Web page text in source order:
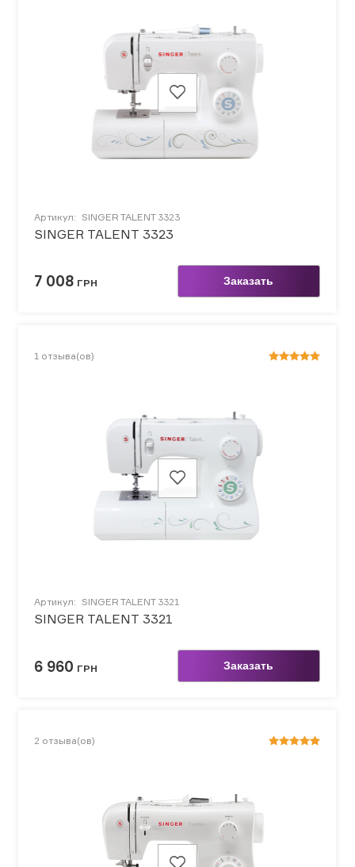
Артикул: SINGER TALENT 3323
SINGER TALENT 3323
7 008 ГРН Заказать
1 отзыва(ов)
Артикул: SINGER TALENT 3321
SINGER TALENT 3321
6 960 ГРН Заказать
2 отзыва(ов)